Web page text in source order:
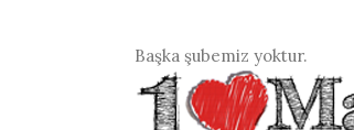
Başka şubemiz yoktur.